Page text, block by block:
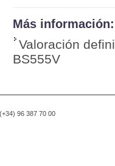
Más información:
Valoración
BS555V
96 387 70 00